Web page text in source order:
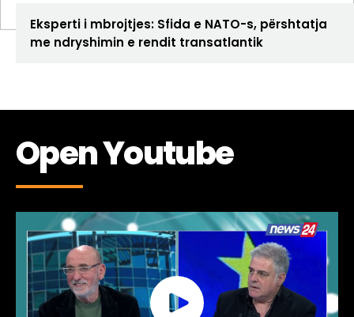
Eksperti i mbrojtjes: Sfida e NATO-s, përshtatja
me ndryshimin e rendit transatlantik
Open Youtube